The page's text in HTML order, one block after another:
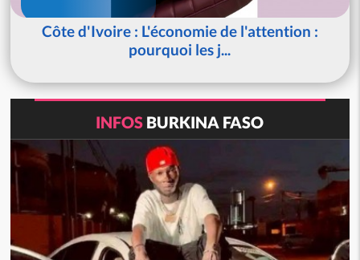
Côte d'Ivoire : L'économie de l'attention :
pourquoi les j...
INFOS BURKINA FASO